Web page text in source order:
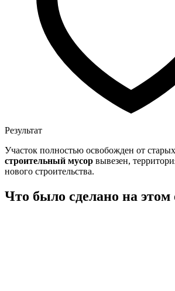
Результат
Участок полностью освобожден от
строительный мусор вывезен,
нового строительства.
Что было сделано на этом